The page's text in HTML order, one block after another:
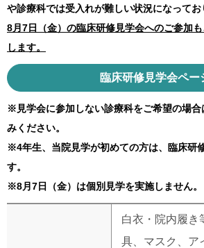
や診療科では受入れが難しい状況になってお
8月7日（金）の臨床研修見学会へのご参加
します。
臨床研修見学会ペー
※見学会に参加しない診療科をご希望の場
みください。
※4年生、当院見学が初めての方は、臨床研
す。
※8月7日（金）は個別見学を実施しません。
白衣・院内履き
具、マスク、ア